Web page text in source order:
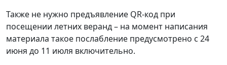
Также не нужно предъявление QR-код при
посещении летних веранд – на момент написания
материала такое послабление предусмотрено с 24
июня до 11 июля включительно.